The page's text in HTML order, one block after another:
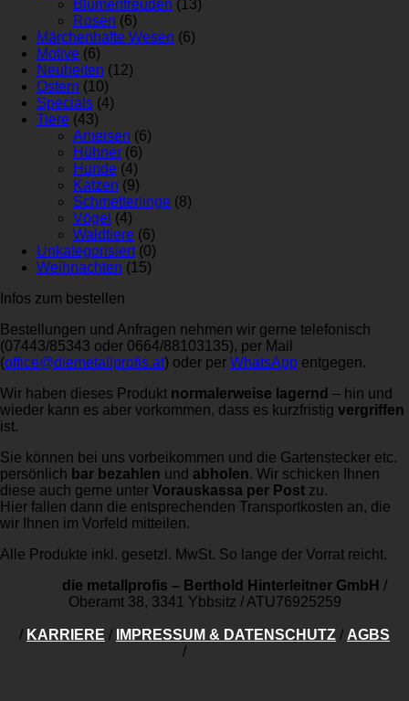
Blumenfreuden (13)
Rosen (6)
Märchenhafte Wesen (6)
Motive (6)
Neuheiten (12)
Ostern (10)
Specials (4)
Tiere (43)
Ameisen (6)
Hühner (6)
Hunde (4)
Katzen (9)
Schmetterlinge (8)
Vögel (4)
Waldtiere (6)
Unkategorisiert (0)
Weihnachten (15)
Infos zum bestellen
Bestellungen und Anfragen nehmen wir gerne telefonisch
(07443/85343 oder 0664/88103135), per Mail
(office@diemetallprofis.at) oder per WhatsApp entgegen.
Wir haben dieses Produkt normalerweise lagernd – hin und
wieder kann es aber vorkommen, dass es kurzfristig vergriffen
ist.
Sie können bei uns vorbeikommen und die Gartenstecker etc.
persönlich bar bezahlen und abholen. Wir schicken Ihnen
diese auch gerne unter Vorauskassa per Post zu.
Hier fallen dann die entsprechenden Transportkosten an, die
wir Ihnen im Vorfeld mitteilen.
Alle Produkte inkl. gesetzl. MwSt. So lange der Vorrat reicht.
die metallprofis – Berthold Hinterleitner GmbH /
Oberamt 38, 3341 Ybbsitz /ATU76925259
/ KARRIERE / IMPRESSUM & DATENSCHUTZ / AGBS
/